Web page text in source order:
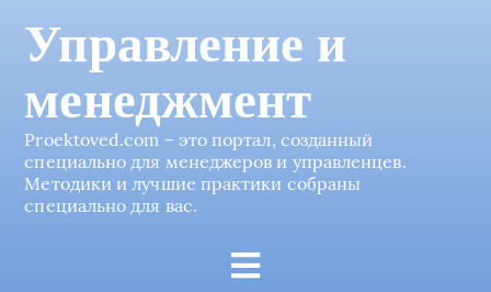
Управление и
менеджмент
Proektoved.com – это портал, созданный
специально для менеджеров и управленцев.
Методики и лучшие практики собраны
специально для вас.